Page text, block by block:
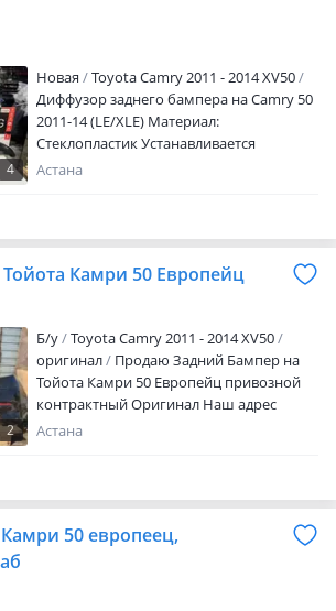
4
Новая
Toyota Camry 2011 - 2014 XV50
Диффузор заднего бампера на Camry 50
2011-14 (LE/XLE) Материал:
Стеклопластик Устанавливается
идеально на родной бампер!
Астана
Камри 50 Европейц
2
Б/y
Toyota Camry 2011 - 2014 XV50
оригинал
Продаю Задний Бампер на
Тойота Камри 50 Европейц привозной
контрактный Оригинал Наш адрес
Аспандияр Кенжина 5 Отправка по
Астана
50 европеец,